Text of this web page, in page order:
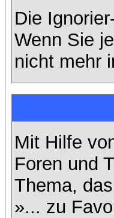
Die
Wenn Sie
nicht mehr
Mit Hilfe
Foren und
Thema,
»... zu